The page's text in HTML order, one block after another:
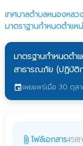
เทศบาลตำบลหนองหลว
มาตราฐานกำหนดตำแห
มาตรฐานกำหนดตำ
สาธารณภัย (ปฏิบัติ
eventเผยแพร่เมื่อ 30 ตุล
attach_file ไฟล์เอกสาร